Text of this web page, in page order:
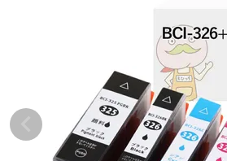
詰め替えインク
互換インクボトル
互換インクカートリッジ